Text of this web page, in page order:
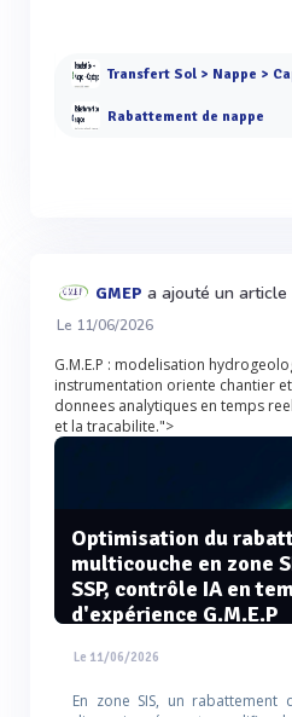
Transfert Sol > Nappe >
Rabattement de nappe
GMEP a ajouté un article
Le 11/06/2026
G.M.E.P : modelisation
instrumentation oriente chantier
donnees analytiques en temps
et la tracabilite.">
Optimisation du
multicouche en zone
SSP, contrôle IA en
d'expérience G.M.E.P
Le 11/06/2026
En zone SIS, un rabattement